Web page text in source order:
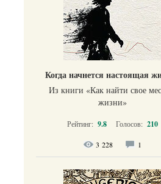
Когда начнется настоящая
Из книги «Как найти свое
жизни​»
Рейтинг: 9.8 Голосов: 210
3 228 1